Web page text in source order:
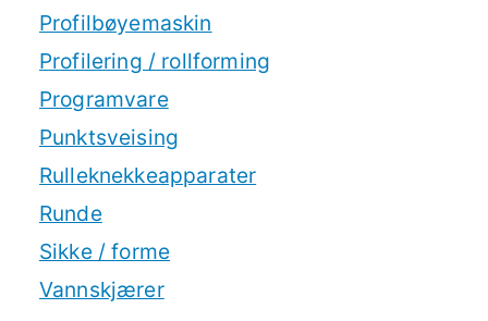
Profilbøyemaskin
Profilering / rollforming
Programvare
Punktsveising
Rulleknekkeapparater
Runde
Sikke / forme
Vannskjærer